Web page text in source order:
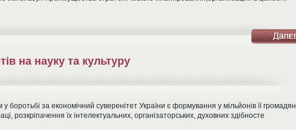
на науку та культуру
боротьбі за економічний суверенітет України є формування у мільйонів її громадян
розкріпачення їх інтелектуальних, організаторських, духовних здібносте